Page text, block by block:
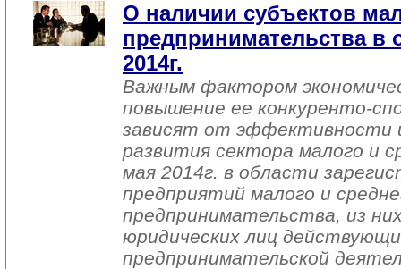
О наличии субъектов
предпринимательства в
2014г.
Важным фактором
повышение ее конкуренто-
зависят от эффективности
развития сектора малого и
мая 2014г. в области
предприятий малого и
предпринимательства, из
юридических лиц
предпринимательской